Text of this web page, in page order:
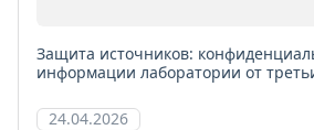
Защита источников:
информации лаборатории от
24.04.2026